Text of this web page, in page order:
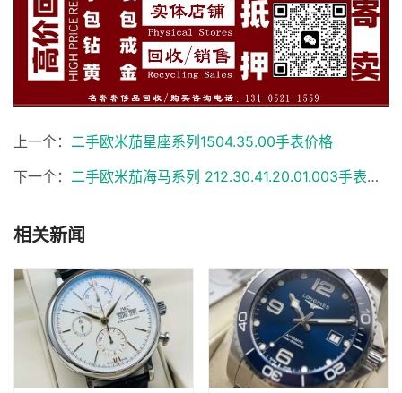
上一个： 二手欧米茄星座系列1504.35.00手表价格
下一个： 二手欧米茄海马系列 212.30.41.20.01.003手表价格
相关新闻